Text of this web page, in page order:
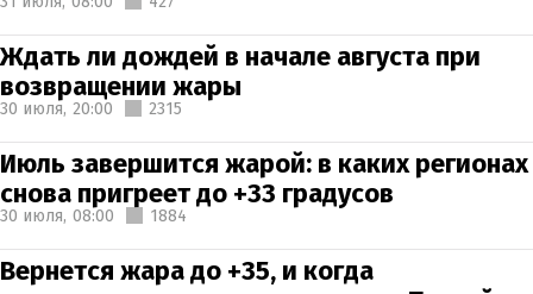
Ждать ли дождей в начале августа при
возвращении жары
30 июля, 20:00 2315
Июль завершится жарой: в каких регионах
снова пригреет до +33 градусов
30 июля, 08:00 1884
Вернется жара до +35, и когда